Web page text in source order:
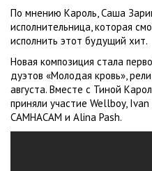
По мнению Кароль, Саша
исполнительница, которая
исполнить этот будущий хит.
Новая композиция стала
дуэтов «Молодая кровь»,
августа. Вместе с Тиной
приняли участие Wellboy,
CAMHACAM и Alina Pash.